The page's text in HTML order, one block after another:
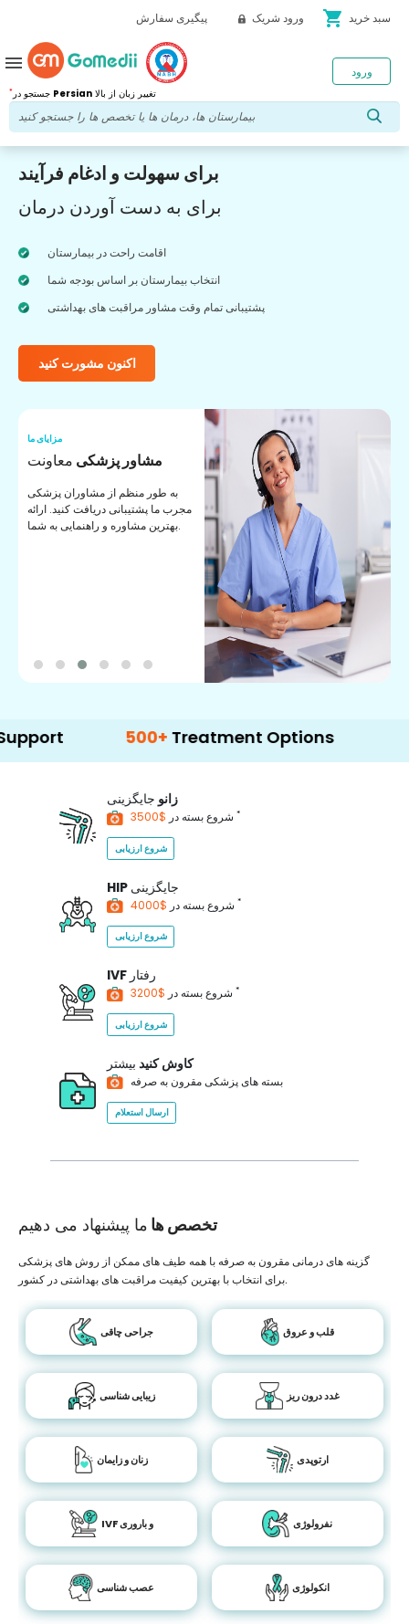
پیگیری سفارش ورود شریک shopping_cart سبد خرید
* Persian تغییر زبان از بالا
ورود menu
برای سهولت و ادغام فرآیند
برای به دست آوردن درمان
اقامت راحت در بیمارستان
انتخاب بیمارستان بر اساس بودجه شما
پشتیبانی تمام وقت مشاور مراقبت های بهداشتی
اکنون مشورت کنید
مزایای ما
مشاور پزشکی معاونت
به طور منظم از مشاوران پزشکی
مجرب ما پشتیبانی دریافت کنید. ارائه
بهترین مشاوره و راهنمایی به شما.
Treatment Options
زانو جایگزینی
شروع بسته در *
شروع ارزیابی
HIP جایگزینی
شروع بسته در *
شروع ارزیابی
IVF رفتار
شروع بسته در *
شروع ارزیابی
کاوش کنید بیشتر
بسته های پزشکی مقرون به صرفه
ارسال استعلام
تخصص ها ما پیشنهاد می دهیم
گزینه های درمانی مقرون به صرفه با همه طیف های ممکن از روش های پزشکی
برای انتخاب با بهترین کیفیت مراقبت های بهداشتی در کشور.
جراحی چاقی قلب و عروق
زیبایی شناسی غدد درون ریز
زنان و زایمان ارتوپدی
IVF و باروری نفرولوژی
عصب شناسی انکولوژی